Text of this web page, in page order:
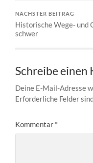
NÄCHSTER BEITRAG
Historische Wege- und
schwer
Schreibe einen
Deine E-Mail-Adresse
Erforderliche Felder
Kommentar *